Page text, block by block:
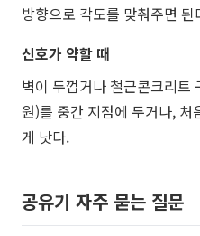
방향으로 각도를 맞춰주면 된
신호가 약할 때
벽이 두껍거나 철근콘크리
원)를 중간 지점에 두거나,
게 낫다.
공유기 자주 묻는 질문